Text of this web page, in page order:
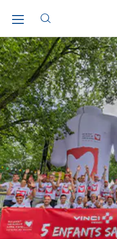
Lefort Francheteau
Lesens EREA
Lesot
Lucitea Atlantique
Maksmacht
Manei Lift
Masselin Fabrication
Masselin Grand Ouest
Merelec
Mobility Way
Monnier Entreprises
NAE-France
North West Projects
Omexom Technikforum
Omnidec